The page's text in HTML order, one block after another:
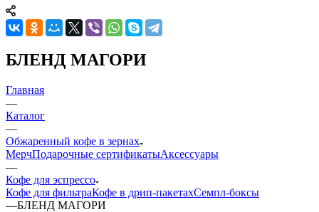
БЛЕНД МАГОРИ
Главная
—
Каталог
—
Обжаренный кофе в зернах
МерчПодарочные сертификатыАксессуары
—
Кофе для эспрессо
Кофе для фильтраКофе в дрип-пакетахСемпл-боксы
—БЛЕНД МАГОРИ